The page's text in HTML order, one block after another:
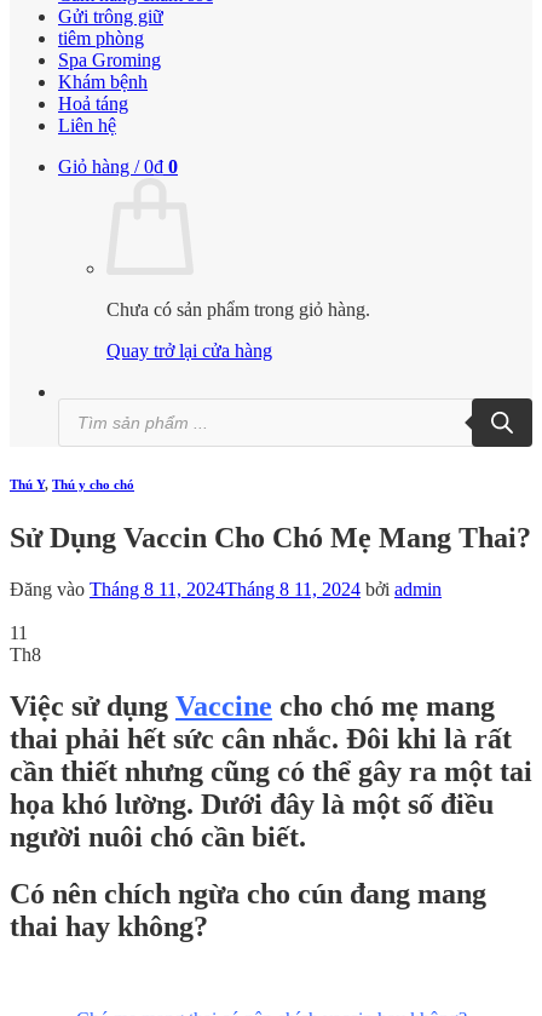
Gửi trông giữ
tiêm phòng
Spa Groming
Khám bệnh
Hoả táng
Liên hệ
Giỏ hàng /0₫ 0
Chưa có sản phẩm trong giỏ hàng.
Quay trở lại cửa hàng
Tìm
kiếm
sản
Thú Y, Thú y cho chó
Sử Dụng Vaccin Cho Chó Mẹ Mang Thai?
Đăng vào Tháng 8 11, 2024Tháng 8 11, 2024 bởi admin
11
Th8
Việc sử dụng Vaccine cho chó mẹ mang
thai phải hết sức cân nhắc. Đôi khi là rất
cần thiết nhưng cũng có thể gây ra một tai
họa khó lường. Dưới đây là một số điều
người nuôi chó cần biết.
Có nên chích ngừa cho cún đang mang
thai hay không?